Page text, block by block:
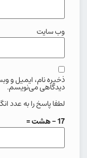
وب‌ سایت
ذخیره نام، ایمیل و
دیدگاهی می‌نویسم.
لطفا پاسخ را به عدد
17 − هشت =